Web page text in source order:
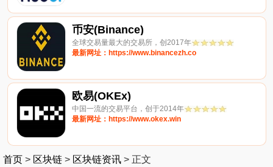
币安(Binance)
全球交易量最大的交易所，创2017年
最新网址：https://www.binancezh.co
欧易(OKEx)
中国一流的交易平台，创于2014年
最新网址：https://www.okex.win
首页 > 区块链 > 区块链资讯 > 正文